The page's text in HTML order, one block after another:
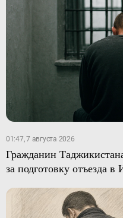
01:47, 7 августа 2026
Гражданин
за подготовку отъезда в